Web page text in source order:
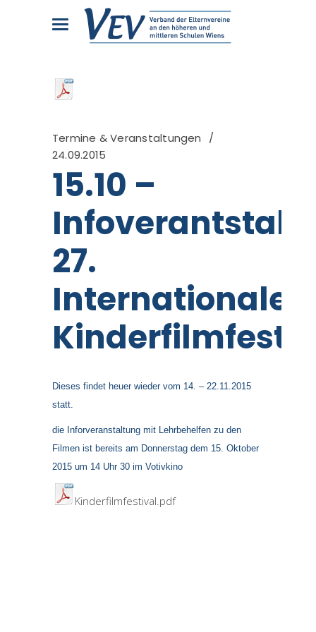
Termine & Veranstaltungen
24.09.2015
15.10 –
27.
Internationales
Dieses findet heuer wieder vom 14. – 22.11.2015
statt.
die Inforveranstaltung mit Lehrbehelfen zu den
Filmen ist bereits am Donnerstag dem 15. Oktober
2015 um 14 Uhr 30 im Votivkino
Kinderfilmfestival.pdf